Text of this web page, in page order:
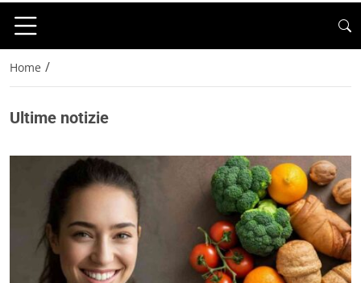
Home /
Ultime notizie